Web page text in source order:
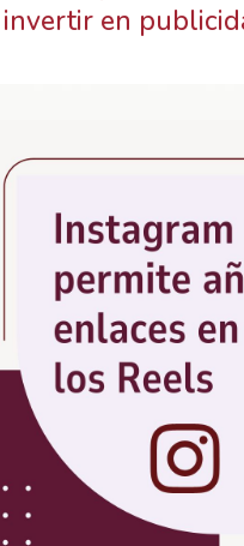
invertir en